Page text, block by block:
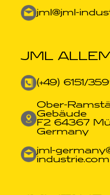
jml@jml-
JML
(+49) 6151/
Ober-
Gebäude
F2 64367
Germany
jml-
industrie.com​